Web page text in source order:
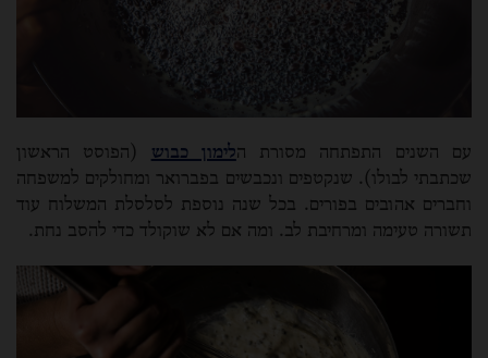
עם השנים התפתחה מסורת הלימון כבוש (הפוסט הראשון
שכתבתי לבולו). שנקטפים ונכבשים בפברואר ומחולקים למשפחה
וחברים אהובים בפורים. בכל שנה נוספת לסלסלת המשלוח עוד
תשורה טעימה ומרחיבת לב. ומה אם לא שוקולד כדי להסב נחת.